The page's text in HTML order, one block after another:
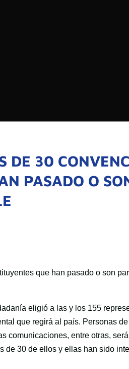
DE 30
PASADO O
que han pasado o son
eligió a las y los 155
que regirá al país. Personas
comunicaciones, entre otras,
de 30 de ellos y ellas han sido